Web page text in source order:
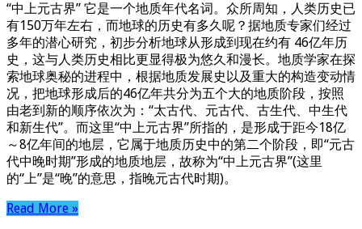
“中上元古界” 它是一个地质年代名词。众所周知，人类历史已
有150万年左右，而地球的历史有多久呢？据地质专家们经过
多年的潜心研究，初步分析地球从形成到现在约有 46亿年历
史，这与人类历史相比更显得极为悠久和漫长。地质学家在探
索地球奥秘的进程中，根据地质发展史以及重大的构造变动情
况，把地球形成后的46亿年共分为五个大的地质阶段，按照
由老到新的顺序依次为：“太古代、元古代、古生代、中生代
和新生代”。而这里“中上元古界”所指的，是形成于距今18亿
～8亿年间的地层，它属于地质历史中的第二个阶段，即“元古
代中晚时期”形成的地质地层，故称为“中上元古界”(这里
的“上”是“晚”的意思，指晚元古代时期)。
Read More »